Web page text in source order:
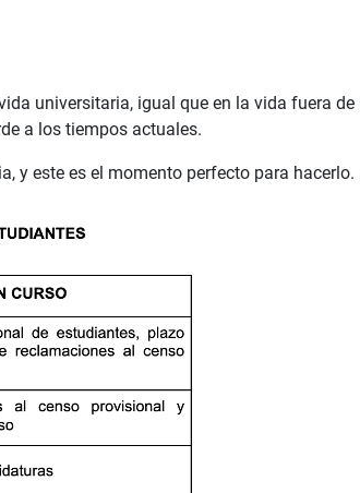
universitaria, igual que en la vida fuera
a los tiempos actuales.
este es el momento perfecto para hacerlo.